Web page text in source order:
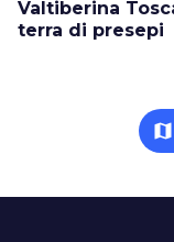
Valtiberina
terra di presepi
map